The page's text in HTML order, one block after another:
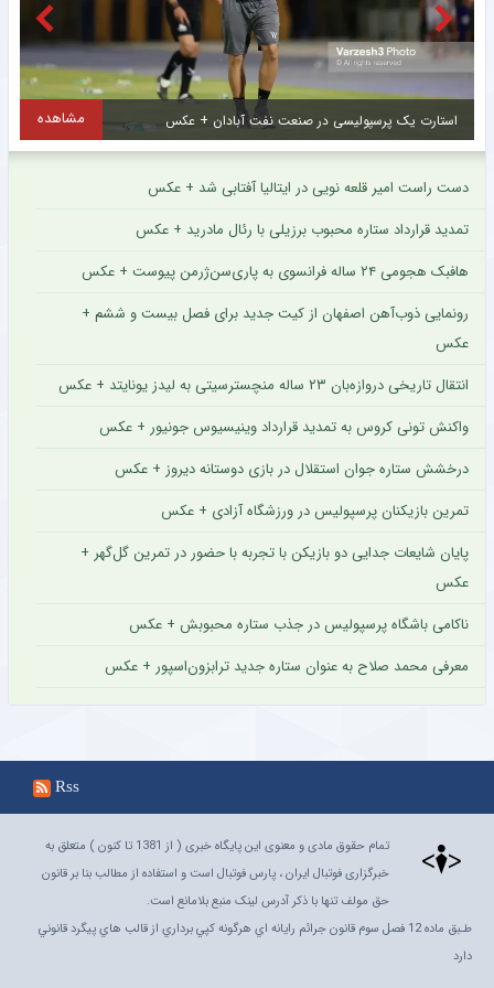
از کیت جذاب تیم مطرح اروپایی رونمایی شد + عکس مشاهده
دست راست امیر قلعه نویی در ایتالیا آفتابی شد + عکس
تمدید قرارداد ستاره محبوب برزیلی با رئال مادرید + عکس
هافبک هجومی ۲۴ ساله فرانسوی به پاری‌سن‌ژرمن پیوست + عکس
رونمایی ذوب‌آهن اصفهان از کیت جدید برای فصل بیست و ششم +
عکس
انتقال تاریخی دروازه‌بان ۲۳ ساله منچسترسیتی به لیدز یونایتد + عکس
واکنش تونی کروس به تمدید قرارداد وینیسیوس جونیور + عکس
درخشش ستاره جوان استقلال در بازی دوستانه دیروز + عکس
تمرین بازیکنان پرسپولیس در ورزشگاه آزادی + عکس
پایان شایعات جدایی دو بازیکن با تجربه با حضور در تمرین گل‌گهر +
عکس
ناکامی باشگاه پرسپولیس در جذب ستاره محبوبش + عکس
معرفی محمد صلاح به عنوان ستاره جدید ترابزون‌اسپور + عکس
Rss
تمام حقوق مادی و معنوی این پایگاه خبری ( از 1381 تا کنون ) متعلق به
خبرگزاری فوتبال ایران ، پارس فوتبال است و استفاده از مطالب بنا بر قانون
حق مولف تنها با ذکر آدرس لینک منبع بلامانع است.
طـبق ماده 12 فصل سوم قانون جرائم رايانه اي هرگونه کپي برداري از قالب هاي پيگرد قانوني
دارد